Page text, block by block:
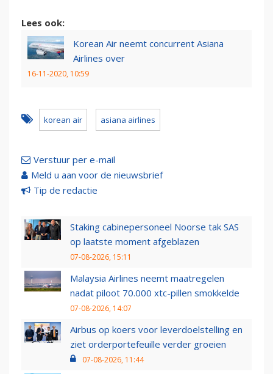
Lees ook:
Korean Air neemt concurrent Asiana
Airlines over
16-11-2020, 10:59
korean air asiana airlines
Verstuur per e-mail
Meld u aan voor de nieuwsbrief
Tip de redactie
Staking cabinepersoneel Noorse tak SAS
op laatste moment afgeblazen
07-08-2026, 15:11
Malaysia Airlines neemt maatregelen
nadat piloot 70.000 xtc-pillen smokkelde
07-08-2026, 14:07
Airbus op koers voor leverdoelstelling en
ziet orderportefeuille verder groeien
07-08-2026, 11:44